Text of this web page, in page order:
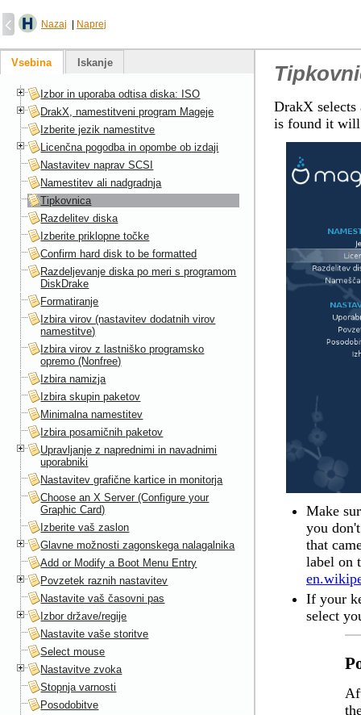
Nazaj Naprej
DrakX selects
is found it will
Make
you
that
label on
If your
select
Vsebina Iskanje
Izbor in uporaba odtisa diska: ISO
DrakX, namestitveni program Mageje
Izberite jezik namestitve
Licenčna pogodba in opombe ob izdaji
Nastavitev naprav SCSI
Namestitev ali nadgradnja
Tipkovnica
Razdelitev diska
Izberite priklopne točke
Confirm hard disk to be formatted
Razdeljevanje diska po meri s programom
DiskDrake
Formatiranje
Izbira virov (nastavitev dodatnih virov
namestitve)
Izbira virov z lastniško programsko
opremo (Nonfree)
Izbira namizja
Izbira skupin paketov
Minimalna namestitev
Izbira posamičnih paketov
Upravljanje z naprednimi in navadnimi
uporabniki
Nastavitev grafične kartice in monitorja
Choose an X Server (Configure your
Graphic Card)
Izberite vaš zaslon
Glavne možnosti zagonskega nalagalnika
Add or Modify a Boot Menu Entry
Povzetek raznih nastavitev
Nastavite vaš časovni pas
Izbor države/regije
Nastavite vaše storitve
Select mouse
Nastavitve zvoka
Stopnja varnosti
Posodobitve